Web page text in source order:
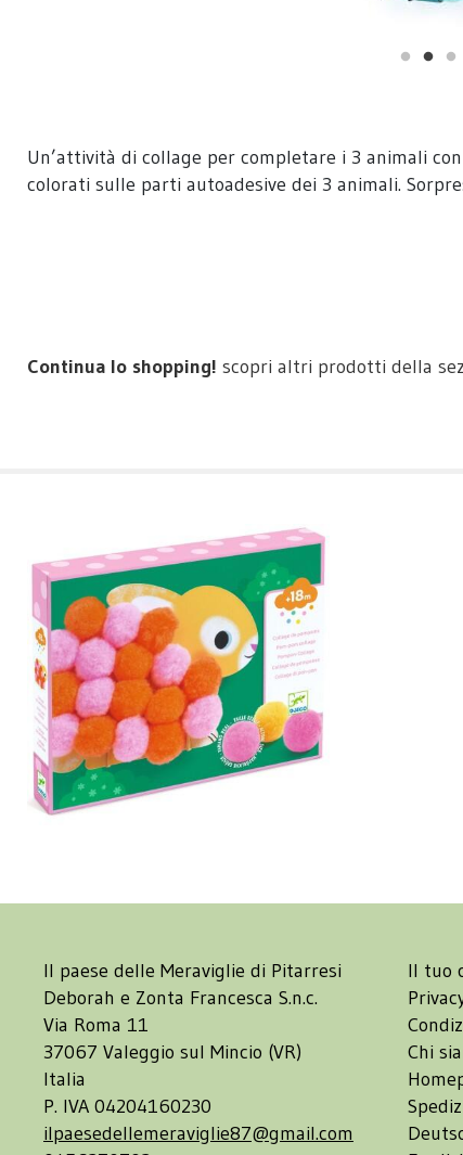
Un’attività di collage per completare i 3 animali
colorati sulle parti autoadesive dei 3 animali.
Continua lo shopping! scopri altri prodotti della
Il paese delle Meraviglie di Pitarresi
Deborah e Zonta Francesca S.n.c.
Via Roma 11
37067 Valeggio sul Mincio (VR)
Italia
P. IVA 04204160230
ilpaesedellemeraviglie87@gmail.com
Il tuo
Chi